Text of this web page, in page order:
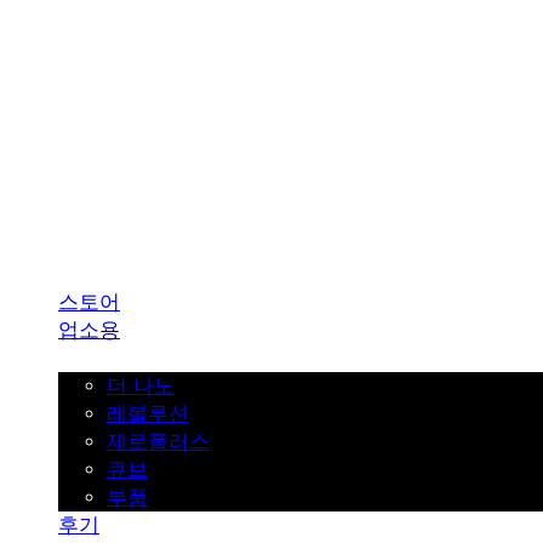
스토어
업소용
더 나노
레볼루션
제로플러스
큐브
부품
후기